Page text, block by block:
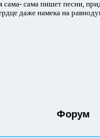
сама пишет песни,
даже намека на
Форум